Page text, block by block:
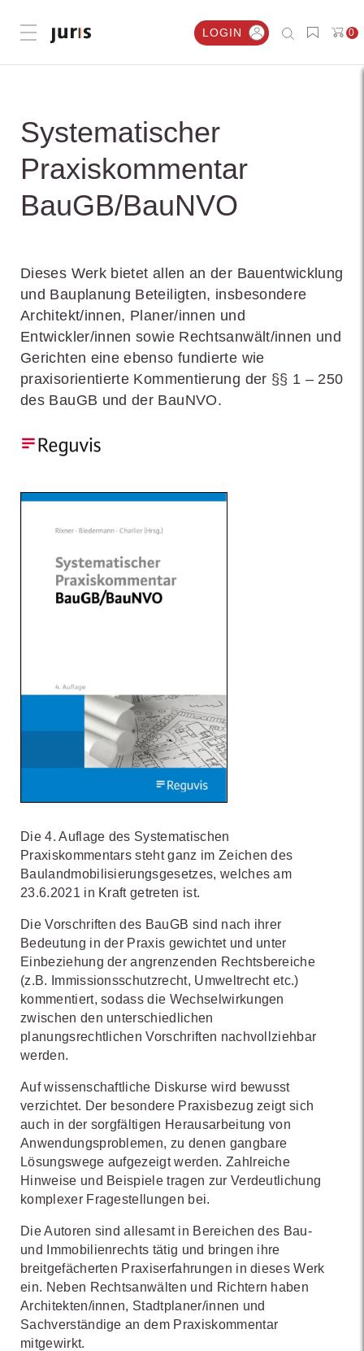
Menü öffnen LOGIN 0
Systematischer
Praxiskommentar
BauGB/BauNVO
Dieses Werk bietet allen an der Bauentwicklung
und Bauplanung Beteiligten, insbesondere
Architekt/innen, Planer/innen und
Entwickler/innen sowie Rechtsanwält/innen und
Gerichten eine ebenso fundierte wie
praxisorientierte Kommentierung der §§ 1 – 250
des BauGB und der BauNVO.
Die 4. Auflage des Systematischen
Praxiskommentars steht ganz im Zeichen des
Baulandmobilisierungsgesetzes, welches am
23.6.2021 in Kraft getreten ist.
Die Vorschriften des BauGB sind nach ihrer
Bedeutung in der Praxis gewichtet und unter
Einbeziehung der angrenzenden Rechtsbereiche
(z.B. Immissionsschutzrecht, Umweltrecht etc.)
kommentiert, sodass die Wechselwirkungen
zwischen den unterschiedlichen
planungsrechtlichen Vorschriften nachvollziehbar
werden.
Auf wissenschaftliche Diskurse wird bewusst
verzichtet. Der besondere Praxisbezug zeigt sich
auch in der sorgfältigen Herausarbeitung von
Anwendungsproblemen, zu denen gangbare
Lösungswege aufgezeigt werden. Zahlreiche
Hinweise und Beispiele tragen zur Verdeutlichung
komplexer Fragestellungen bei.
Die Autoren sind allesamt in Bereichen des Bau-
und Immobilienrechts tätig und bringen ihre
breitgefächerten Praxiserfahrungen in dieses Werk
ein. Neben Rechtsanwälten und Richtern haben
Architekten/innen, Stadtplaner/innen und
Sachverständige an dem Praxiskommentar
mitgewirkt.